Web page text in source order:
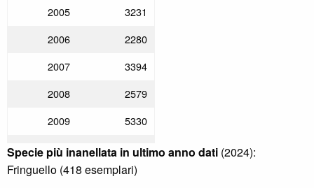
2005
3231
2006
2280
2007
3394
2008
2579
2009
5330
2010
2618
2011
3532
Specie più inanellata in ultimo anno dati (2024):
Fringuello (418 esemplari)